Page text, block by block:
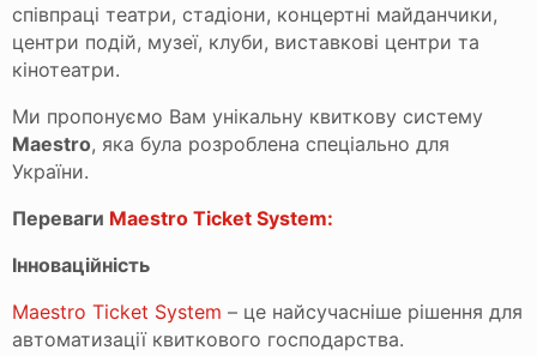
співпраці театри, стадіони, концертні майданчики,
центри подій, музеї, клуби, виставкові центри та
кінотеатри.
Ми пропонуємо Вам унікальну квиткову систему
Maestro, яка була розроблена спеціально для
України.
Переваги Maestro Ticket System:
Інноваційність
Maestro Ticket System – це найсучасніше рішення для
автоматизації квиткового господарства.